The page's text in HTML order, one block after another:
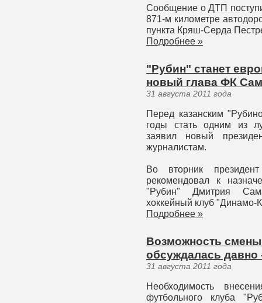
Сообщение о ДТП
871-м километре
пункта Кряш-Серда
Подробнее »
"Рубин" станет
новый глава ФК
31 августа 2011 года
Перед казанским
годы стать одним из
заявил новый
журналистам.
Во вторник
рекомендовал к
"Рубин" Дмитрия
хоккейный клуб "Динамо-
Подробнее »
Возможность
обсуждалась давно
31 августа 2011 года
Необходимость
футбольного клуба